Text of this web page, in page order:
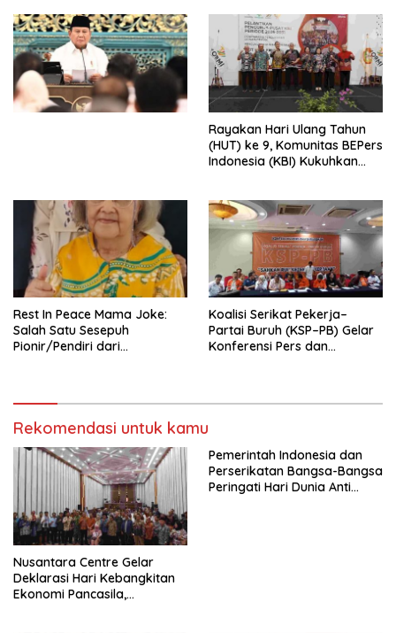
Penjajahan (Pergolakan
Ekonomi Politik Indonesia) &
Simposium Nasional “Urgensi
Undang-Undang
Perekonomian Nasional dan
Kesejahteraan Sosial dalam
Rayakan Hari Ulang Tahun
(HUT) ke 9, Komunitas BEPers
Indonesia (KBI) Kukuhkan
Tema: “Penguatan dan
Pengembangan Organisasi
KBI yang Berbasis Riset di
seluruh Indonesia dan
Mancanegara”.
Rest In Peace Mama Joke:
Salah Satu Sesepuh
Pionir/Pendiri dari
Koalisi Serikat Pekerja–
Partai Buruh (KSP–PB) Gelar
Konferensi Pers dan
Rekomendasi untuk kamu
Nusantara Centre Gelar
Deklarasi Hari Kebangkitan
Ekonomi Pancasila,
Pemerintah Indonesia dan
Perserikatan Bangsa-Bangsa
Peringati Hari Dunia Anti